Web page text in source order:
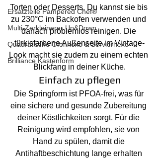
Ersatzteile Pampered Chef®
Multi-Zerkleinerer Up&Down
Quadratische Ofenhexe & Servierhexe
Brilliance Kastenform
Torten oder Desserts. Du kannst sie bis
zu 230°C im Backofen verwenden und
danach problemlos reinigen. Die
türkisfarbene Außenseite im Vintage-
Look macht sie zudem zu einem echten
Blickfang in deiner Küche.
Einfach zu pflegen
Die Springform ist PFOA-frei, was für
eine sichere und gesunde Zubereitung
deiner Köstlichkeiten sorgt. Für die
Reinigung wird empfohlen, sie von
Hand zu spülen, damit die
Antihaftbeschichtung lange erhalten